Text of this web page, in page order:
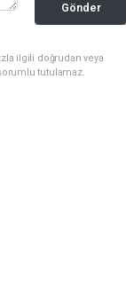
Gönder
ilgili doğrudan veya
tutulamaz.